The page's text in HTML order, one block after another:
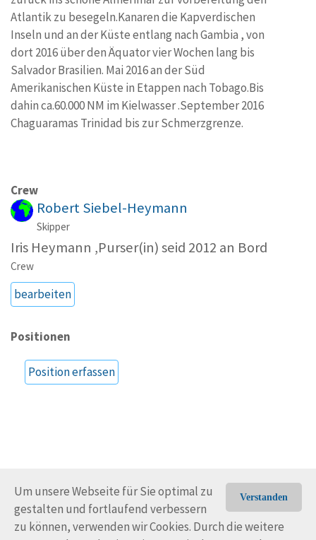
Verstanden
Um unsere Webseite für Sie optimal zu
gestalten und fortlaufend verbessern
zu können, verwenden wir Cookies. Durch die weitere
Atlantik zu besegeln.Kanaren die Kapverdischen
Inseln und an der Küste entlang nach Gambia , von
dort 2016 über den Äquator vier Wochen lang bis
Salvador Brasilien. Mai 2016 an der Süd
Amerikanischen Küste in Etappen nach Tobago.Bis
dahin ca.60.000 NM im Kielwasser .September 2016
Chaguaramas Trinidad bis zur Schmerzgrenze.
Crew
Robert Siebel-Heymann
Skipper
Iris Heymann ,Purser(in) seid 2012 an Bord
Crew
bearbeiten
Positionen
Position erfassen
© Trans-Ocean e.V. 2010-2026 Impressum
Nutzungsbedingungen
Rechtliche Hinweise